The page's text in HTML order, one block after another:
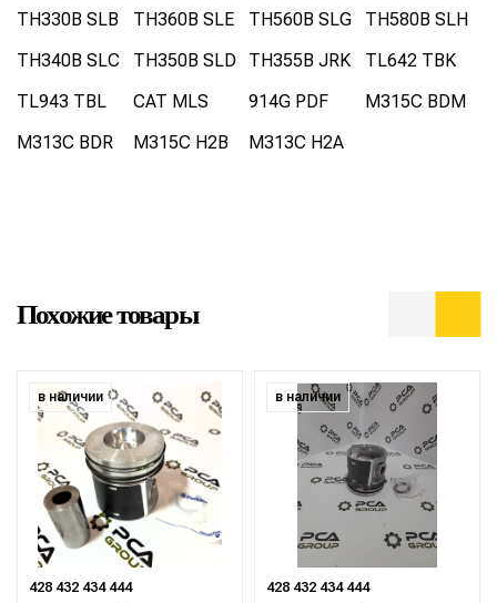
TH330B SLB
TH360B SLE TH560B SLG
TH580B SLH
TH340B SLC
TH350B SLD TH355B JRK
TL642 TBK
TL943 TBL
CAT MLS 914G PDF
M315C BDM
M313C BDR
M315C H2B M313C H2A
Похожие товары
в наличии
428 432 434 444
в наличии
428 432 434 444